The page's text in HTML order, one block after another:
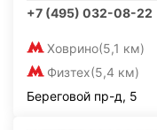
+7 (495) 032-08-22
Ховрино(5,1 км)
Физтех(5,4 км)
Береговой пр-д, 5